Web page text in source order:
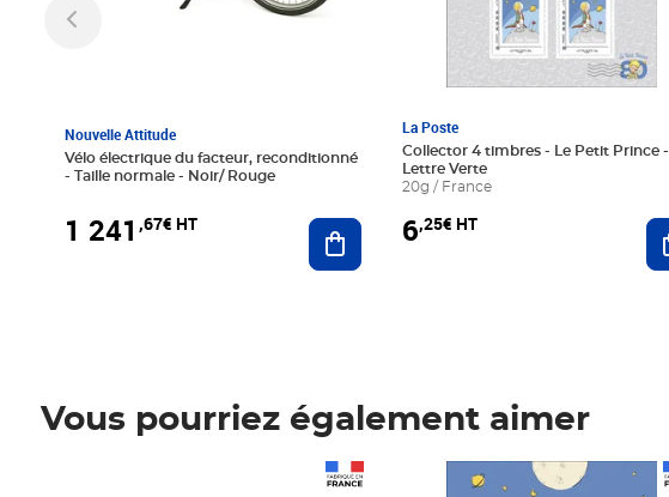
Nouvelle Attitude
Vélo électrique du facteur, reconditionné
- Taille normale - Noir/ Rouge
1 241 ,67€ HT Ajouter au panier
La Poste
Collector 4 timbres - Le Petit Prince -
Lettre Verte
20g / France
6,25€ HT
Vous pourriez également aimer
Prix 6,25€ HT